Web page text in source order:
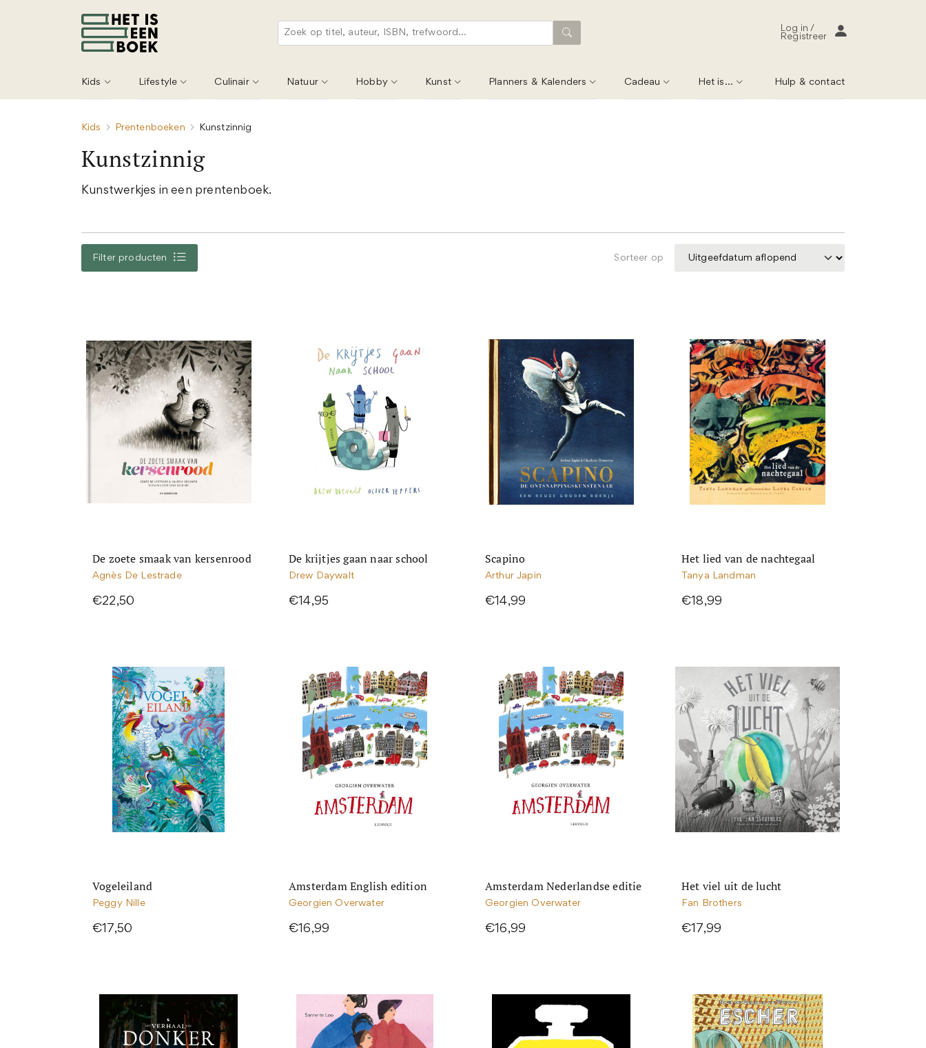
Log in /
Registreer
Kids Lifestyle Culinair Natuur Hobby Kunst Planners & Kalenders Cadeau Het is... Hulp & contact
Kids Prentenboeken Kunstzinnig
Kunstzinnig
Kunstwerkjes in een prentenboek.
Filter producten Sorteer op
De zoete smaak van kersenrood
Agnès De Lestrade
€22,50
De krijtjes gaan naar school
Drew Daywalt
€14,95
Scapino
Arthur Japin
€14,99
Het lied van de nachtegaal
Tanya Landman
€18,99
Vogeleiland
Peggy Nille
€17,50
Amsterdam English edition
Georgien Overwater
€16,99
Amsterdam Nederlandse editie
Georgien Overwater
€16,99
Het viel uit de lucht
Fan Brothers
€17,99